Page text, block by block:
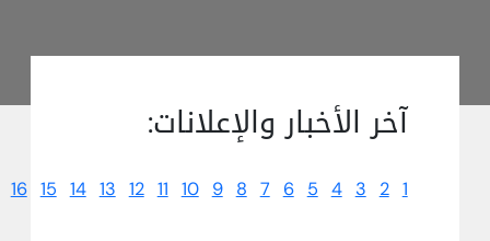
آخر الأخبار والإعلانات:
1
2
3
4
5
6
7
8
9
10
11
12
13
14
15
16